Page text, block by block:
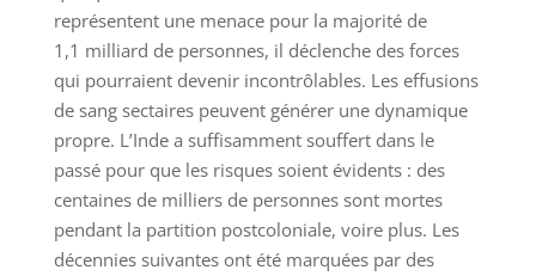
représentent une menace pour la majorité de
1,1 milliard de personnes, il déclenche des forces
qui pourraient devenir incontrôlables. Les effusions
de sang sectaires peuvent générer une dynamique
propre. L’Inde a suffisamment souffert dans le
passé pour que les risques soient évidents : des
centaines de milliers de personnes sont mortes
pendant la partition postcoloniale, voire plus. Les
décennies suivantes ont été marquées par des